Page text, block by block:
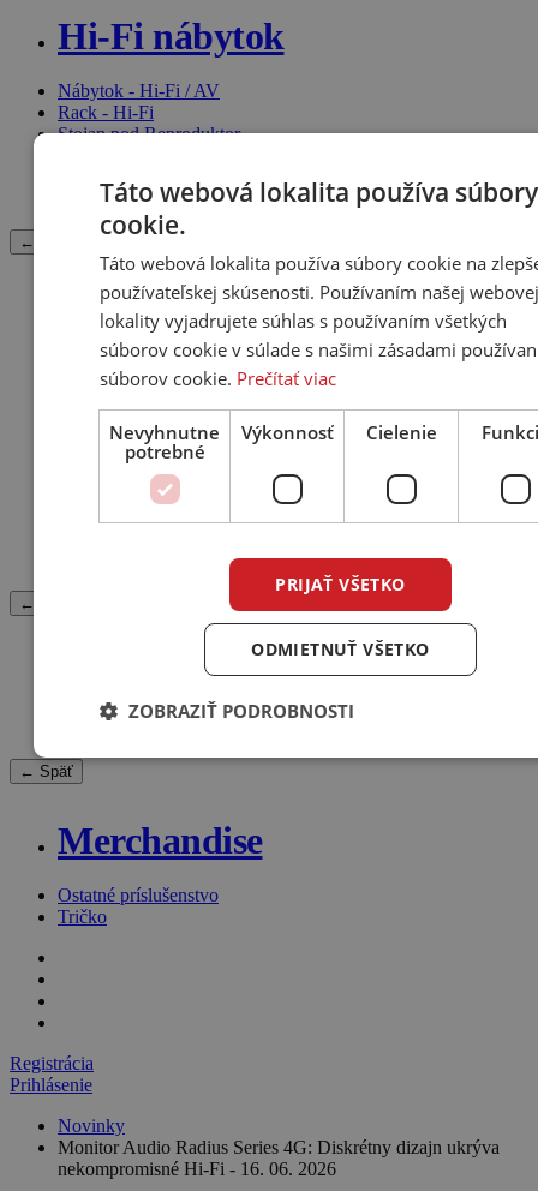
Hi-Fi nábytok
Nábytok - Hi-Fi / AV
Rack - Hi-Fi
Stojan pod Reproduktor
Stojan pod TV
← Späť
Príslušenstvo
Diaľkové ovládače
Starostlivosť o komponenty / Čistiace prostriedky
Hroty a Podložky
Ostatné príslušenstvo
Inštalačný kit (Rámiky, Krabica)
← Späť
Náhradné diely
← Späť
Merchandise
Ostatné príslušenstvo
Tričko
Registrácia
Prihlásenie
Novinky
Monitor Audio Radius Series 4G: Diskrétny dizajn ukrýva
nekompromisné Hi-Fi - 16. 06. 2026
Táto webová lokalita používa súbory
cookie.
Táto webová lokalita používa súbory cookie na
používateľskej skúsenosti. Používaním našej webovej
lokality vyjadrujete súhlas s používaním všetkých
súborov cookie v súlade s našimi zásadami
súborov cookie. Prečítať viac
Nevyhnutne
potrebné
Výkonnosť Cielenie
PRIJAŤ VŠETKO
ODMIETNUŤ VŠETKO
ZOBRAZIŤ PODROBNOSTI